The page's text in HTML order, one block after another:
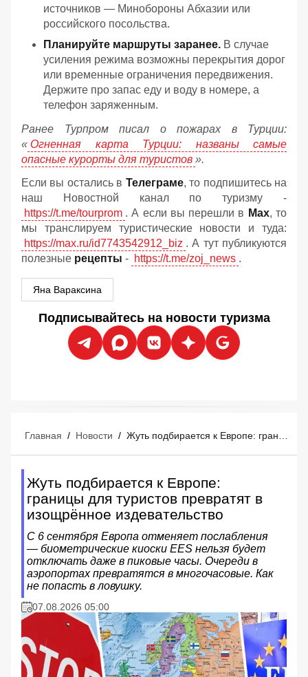
источников — Минобороны Абхазии или
российского посольства.
Планируйте маршруты заранее. В случае
усиления режима возможны перекрытия дорог
или временные ограничения передвижения.
Держите про запас еду и воду в номере, а
телефон заряженным.
Ранее Турпром писал о пожарах в Турции:
« Огненная карта Турции: названы самые
опасные курорты для туристов ».
Если вы остались в Телеграме, то подпишитесь на
наш Новостной канал по туризму -
https://t.me/tourprom . А если вы перешли в Мах, то
мы транслируем туристические новости и туда:
https://max.ru/id7743542912_biz . А тут публикуются
полезные рецепты - https://t.me/zoj_news .
Яна Вараксина
Подписывайтесь на новости туризма
Главная / Новости /
Жуть подбирается к Европе:
границы для туристов превратят в
изощрённое издевательство
С 6 сентября Европа отменяет послабления
— биометрические киоски EES нельзя будет
отключать даже в пиковые часы. Очереди в
аэропортах превратятся в многочасовые. Как
не попасть в ловушку.
07.08.2026 05:00